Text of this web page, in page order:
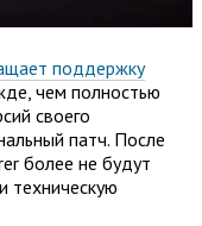
поддержку
чем полностью
своего
патч. После
более не будут
техническую